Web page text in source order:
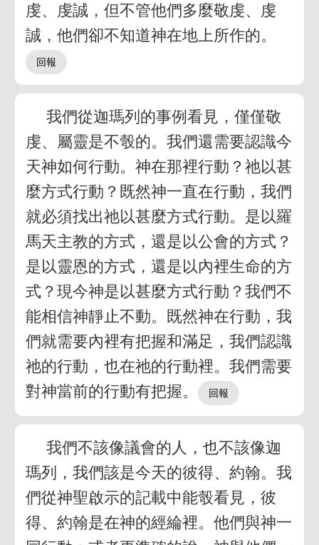
虔、虔誠，但不管他們多麼敬虔、虔
誠，他們卻不知道神在地上所作的。
我們從迦瑪列的事例看見，僅僅敬
虔、屬靈是不彀的。我們還需要認識今
天神如何行動。神在那裡行動？祂以甚
麼方式行動？既然神一直在行動，我們
就必須找出祂以甚麼方式行動。是以羅
馬天主教的方式，還是以公會的方式？
是以靈恩的方式，還是以內裡生命的方
式？現今神是以甚麼方式行動？我們不
能相信神靜止不動。既然神在行動，我
們就需要內裡有把握和滿足，我們認識
祂的行動，也在祂的行動裡。我們需要
對神當前的行動有把握。
我們不該像議會的人，也不該像迦
瑪列，我們該是今天的彼得、約翰。我
們從神聖啟示的記載中能彀看見，彼
得、約翰是在神的經綸裡。他們與神一